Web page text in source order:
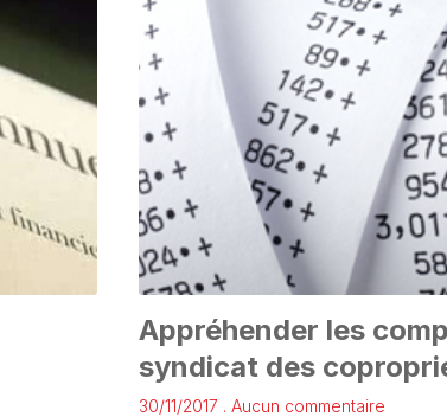
Appréhender les
syndicat des
30/11/2017 Aucun commentaire